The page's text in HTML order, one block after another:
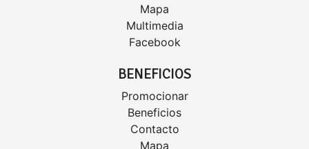
Mapa
Multimedia
Facebook
BENEFICIOS
Promocionar
Beneficios
Contacto
Mapa